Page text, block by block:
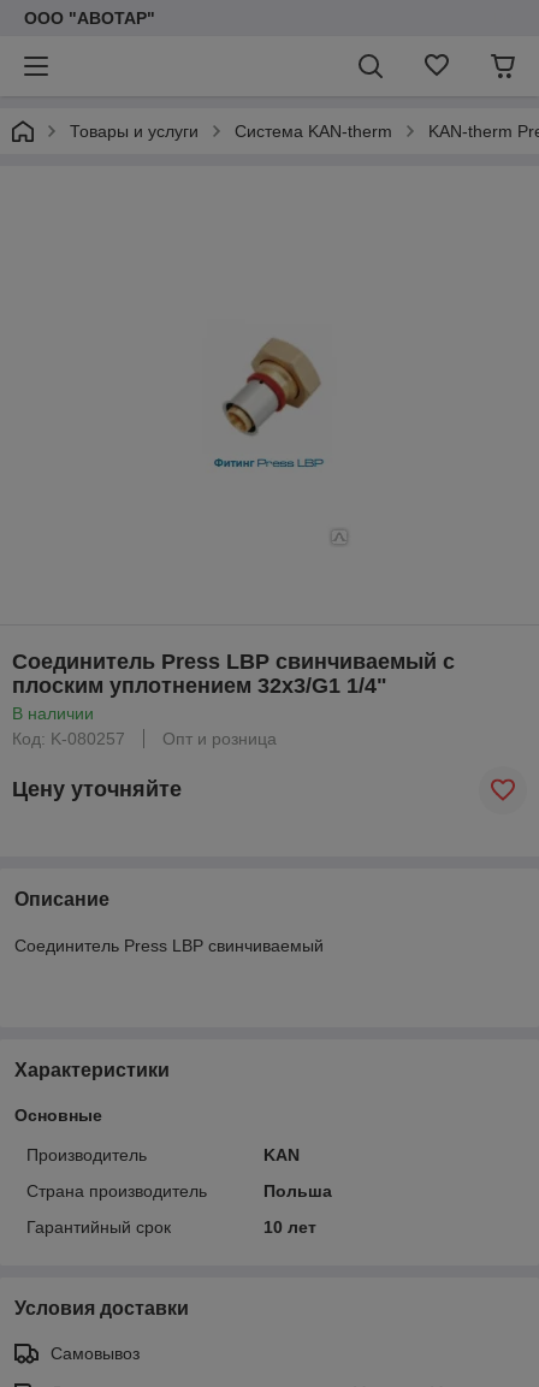
ООО "АВОТАР"
Товары и услуги Система KAN-therm KAN-therm
Соединитель Press LBP свинчиваемый с
плоским уплотнением 32х3/G1 1/4"
В наличии
Код: K-080257
Опт и розница
Цену уточняйте
Описание
Соединитель Press LBP свинчиваемый
Характеристики
Основные
Производитель
KAN
Страна производитель
Польша
Гарантийный срок
10 лет
Условия доставки
Самовывоз